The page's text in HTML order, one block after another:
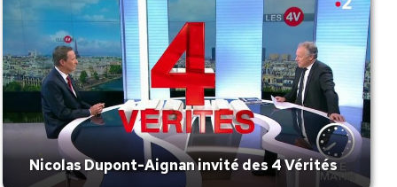
Nicolas Dupont-Aignan invité des 4 Vérités